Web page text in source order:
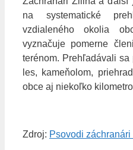
na systematické
vzdialeného okolia
vyznačuje pomerne
terénom. Prehľadávali sa
les, kameňolom,
obce aj niekoľko
Zdroj: Psovodi záchranári